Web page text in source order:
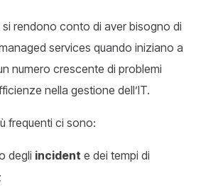
rendono conto di aver bisogno di
services quando iniziano a
numero crescente di problemi
nella gestione dell’IT.
frequenti ci sono:
degli incident e dei tempi di